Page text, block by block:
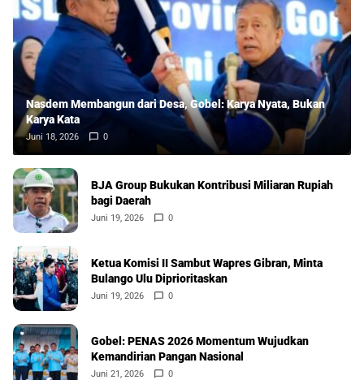
Nasdem Membangun dari Desa, Gobel: Karya Nyata, Bukan
Karya Kata
Juni 18, 2026 0
BJA Group Bukukan Kontribusi Miliaran Rupiah
bagi Daerah
Juni 19, 2026 0
Ketua Komisi II Sambut Wapres Gibran, Minta
Bulango Ulu Diprioritaskan
Juni 19, 2026 0
Gobel: PENAS 2026 Momentum Wujudkan
Kemandirian Pangan Nasional
Juni 21, 2026 0